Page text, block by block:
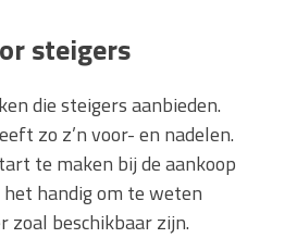
steigers
die steigers aanbieden.
zo z’n voor- en nadelen.
te maken bij de aankoop
handig om te weten
zoal beschikbaar zijn.